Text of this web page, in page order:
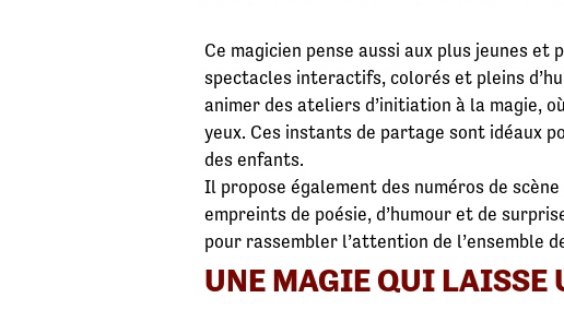
Ce magicien pense aussi aux plus jeunes
spectacles interactifs, colorés et pleins
animer des ateliers d’initiation à la magie,
yeux. Ces instants de partage sont idéaux
des enfants.
Il propose également des numéros de
empreints de poésie, d’humour et de
pour rassembler l’attention de l’ensemble
UNE MAGIE QUI LAISSE